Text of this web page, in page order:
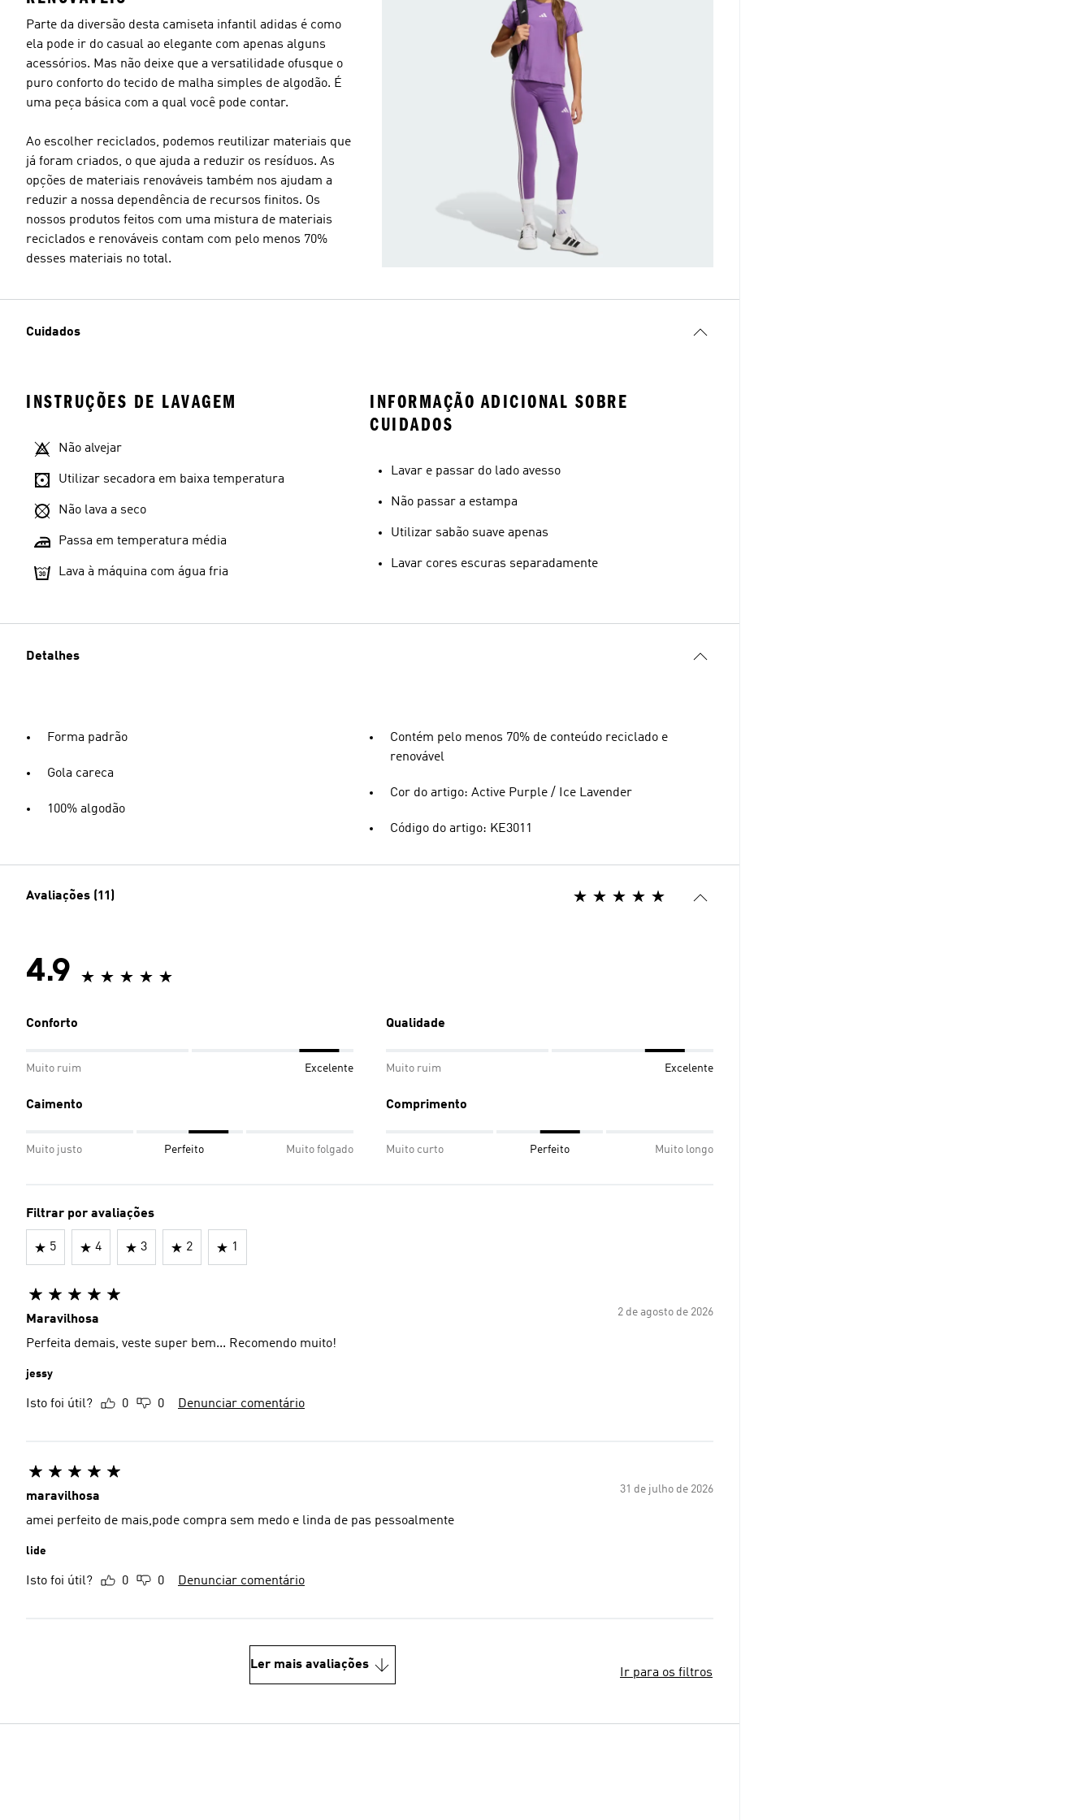
Parte da diversão desta camiseta infantil adidas é como
ela pode ir do casual ao elegante com apenas alguns
acessórios. Mas não deixe que a versatilidade ofusque o
puro conforto do tecido de malha simples de algodão. É
uma peça básica com a qual você pode contar.
Ao escolher reciclados, podemos reutilizar materiais que
já foram criados, o que ajuda a reduzir os resíduos. As
opções de materiais renováveis também nos ajudam a
reduzir a nossa dependência de recursos finitos. Os
nossos produtos feitos com uma mistura de materiais
reciclados e renováveis contam com pelo menos 70%
desses materiais no total.
Cuidados
INSTRUÇÕES DE LAVAGEM
Não alvejar
Utilizar secadora em baixa temperatura
Não lava a seco
Passa em temperatura média
Lava à máquina com água fria
INFORMAÇÃO ADICIONAL SOBRE
CUIDADOS
Lavar e passar do lado avesso
Não passar a estampa
Utilizar sabão suave apenas
Lavar cores escuras separadamente
Detalhes
Forma padrão
Gola careca
100% algodão
Contém pelo menos 70% de conteúdo reciclado e
renovável
Cor do artigo: Active Purple / Ice Lavender
Código do artigo: KE3011
Avaliações (11)
4.9
Conforto
Muito ruim Excelente
Qualidade
Muito ruim Excelente
Caimento
Muito justo Perfeito Muito folgado
Comprimento
Muito curto Perfeito Muito longo
Filtrar por avaliações
5 4 3 2 1
2 de agosto de 2026
Maravilhosa
Perfeita demais, veste super bem... Recomendo muito!
jessy
Isto foi útil? 0 0 Denunciar comentário
31 de julho de 2026
maravilhosa
amei perfeito de mais,pode compra sem medo e linda de pas pessoalmente
lide
Isto foi útil? 0 0 Denunciar comentário
Ler mais avaliações
Ir para os filtros